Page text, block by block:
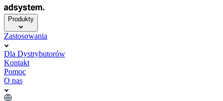
Produkty
Zastosowania
Dla Dystrybutorów
Kontakt
Pomoc
O nas